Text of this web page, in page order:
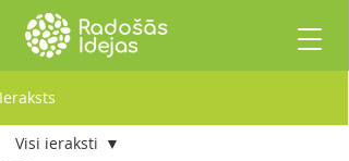
Ieraksts
Visi ieraksti